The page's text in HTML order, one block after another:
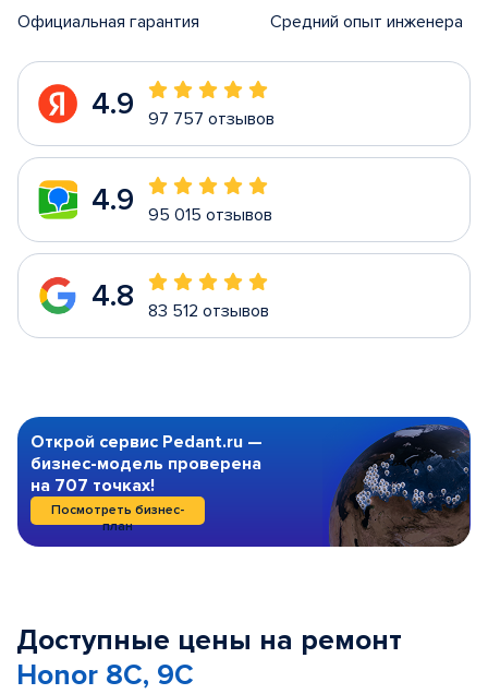
Официальная гарантия Средний опыт инженера
4.9 97 757 отзывов
4.9 95 015 отзывов
4.8 83 512 отзывов
Открой сервис Pedant.ru —
бизнес-модель проверена
на 707 точках!
Посмотреть бизнес-
план
Доступные цены на ремонт
Honor 8C, 9C